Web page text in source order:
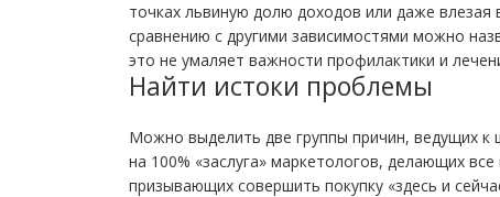
точках львиную долю доходов или даже
сравнению с другими зависимостями можно
это не умаляет важности профилактики и
Найти истоки проблемы
Можно выделить две группы причин, ведущих
на 100% «заслуга» маркетологов, делающих
призывающих совершить покупку «здесь и